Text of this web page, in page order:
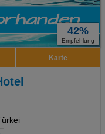
42%
Empfehlung
Karte